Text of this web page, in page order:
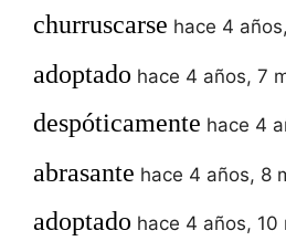
churruscarse hace 4
adoptado hace 4 años, 7
despóticamente hace 4
abrasante hace 4 años, 8
adoptado hace 4 años, 10